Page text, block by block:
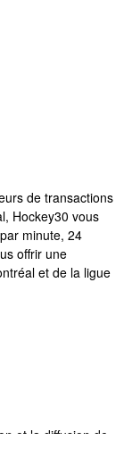
de transactions
Hockey30 vous
minute, 24
offrir une
et de la ligue
et la diffusion de